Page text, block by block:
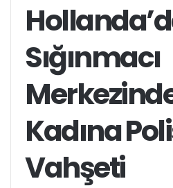
Sığınmacı
Kadına
Vahşeti